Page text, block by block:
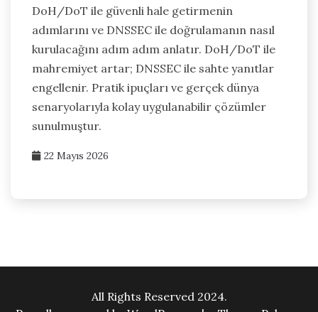
DoH/DoT ile güvenli hale getirmenin
adımlarını ve DNSSEC ile doğrulamanın nasıl
kurulacağını adım adım anlatır. DoH/DoT ile
mahremiyet artar; DNSSEC ile sahte yanıtlar
engellenir. Pratik ipuçları ve gerçek dünya
senaryolarıyla kolay uygulanabilir çözümler
sunulmuştur.
22 Mayıs 2026
All Rights Reserved 2024.